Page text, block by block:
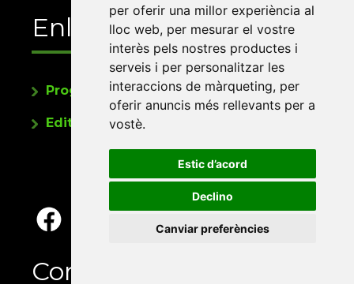
per oferir una millor experiència al
lloc web, per mesurar el vostre
interès pels nostres productes i
serveis i per personalitzar les
interaccions de màrqueting, per
oferir anuncis més rellevants per a
vostè.
Estic d’acord
Declino
Canviar preferències
Enllaços
Programa de publicacions
Editorials universitàries a Twitter
Contacte